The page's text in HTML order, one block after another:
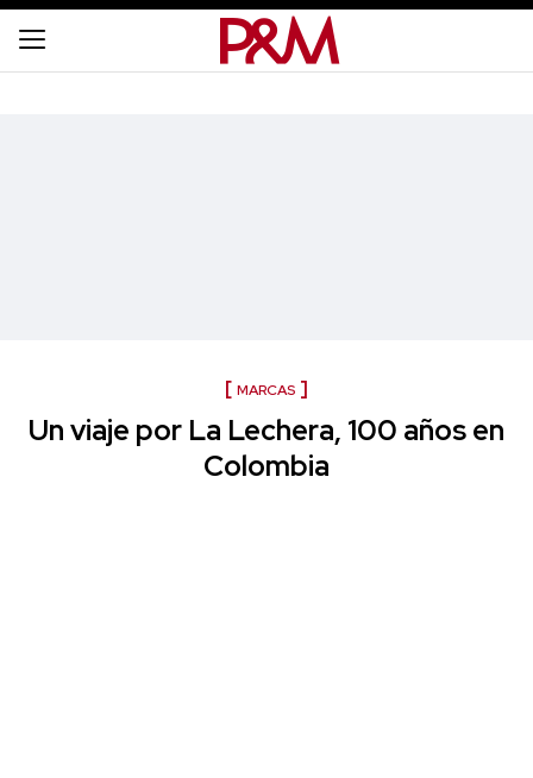
MARCAS
Un viaje por La Lechera, 100 años en
Colombia